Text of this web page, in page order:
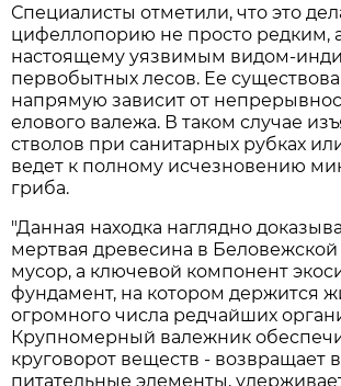
Специалисты отметили, что это
цифеллопорию не просто редким,
настоящему уязвимым видом-
первобытных лесов. Ее
напрямую зависит от
елового валежа. В таком случае
стволов при санитарных рубках
ведет к полному исчезновению
гриба.
"Данная находка наглядно
мертвая древесина в
мусор, а ключевой компонент
фундамент, на котором держится
огромного числа редчайших
Крупномерный валежник
круговорот веществ - возвращает
питательные элементы,